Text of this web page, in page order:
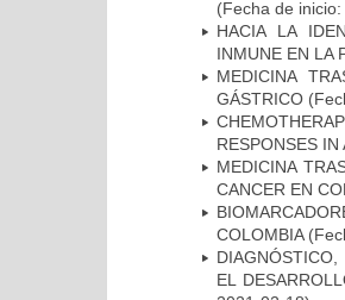
(Fecha de
HACIA LA
INMUNE EN LA
MEDICINA
GÁSTRICO
RESPONSES IN
MEDICINA
CANCER EN
COLOMBIA
EL